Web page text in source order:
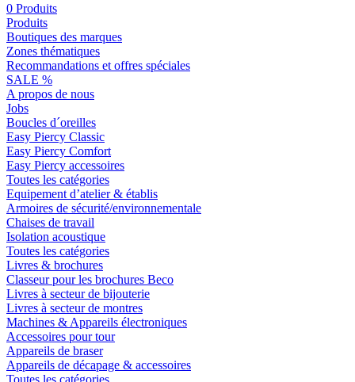
0 Produits
Produits
Boutiques des marques
Zones thématiques
Recommandations et offres spéciales
SALE %
A propos de nous
Jobs
Boucles d´oreilles
Easy Piercy Classic
Easy Piercy Comfort
Easy Piercy accessoires
Toutes les catégories
Equipement d’atelier & établis
Armoires de sécurité/environnementale
Chaises de travail
Isolation acoustique
Toutes les catégories
Livres & brochures
Classeur pour les brochures Beco
Livres à secteur de bijouterie
Livres à secteur de montres
Machines & Appareils électroniques
Accessoires pour tour
Appareils de braser
Appareils de décapage & accessoires
Toutes les catégories